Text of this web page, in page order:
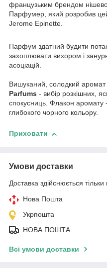
французьким брендом
Парфумер, який розробив
Jerome Epinette.
Парфум здатний будити
захоплювати вихором і
асоціацій.
Вишуканий, солодкий аромат
Parfums - вибір розкішних,
спокусниць. Флакон аромату
глибокого чорного кольору.
Приховати
Умови доставки
Доставка здійснюється
Нова Пошта
Укрпошта
НОВА ПОШТА
Всі умови доставки